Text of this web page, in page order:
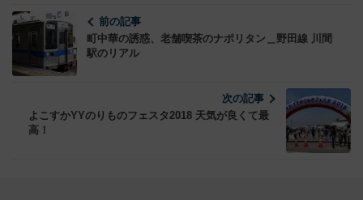
前の記事
町中華の誘惑、老舗喫茶のナポリタン＿野田線 川間
駅のリアル
次の記事
よこすかYYのりものフェスタ2018 天気が良くて最
高！